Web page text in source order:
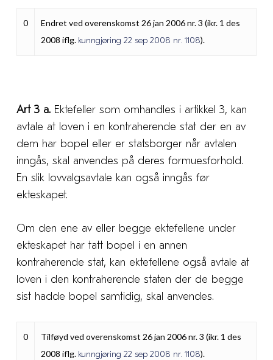
0
Endret ved overenskomst 26 jan 2006 nr. 3 (ikr. 1 des
2008 iflg. kunngjøring 22 sep 2008 nr. 1108).
Art 3 a.Ektefeller som omhandles i artikkel 3, kan
avtale at loven i en kontraherende stat der en av
dem har bopel eller er statsborger når avtalen
inngås, skal anvendes på deres formuesforhold.
En slik lovvalgsavtale kan også inngås før
ekteskapet.
Om den ene av eller begge ektefellene under
ekteskapet har tatt bopel i en annen
kontraherende stat, kan ektefellene også avtale at
loven i den kontraherende staten der de begge
sist hadde bopel samtidig, skal anvendes.
0
Tilføyd ved overenskomst 26 jan 2006 nr. 3 (ikr. 1 des
2008 iflg. kunngjøring 22 sep 2008 nr. 1108).